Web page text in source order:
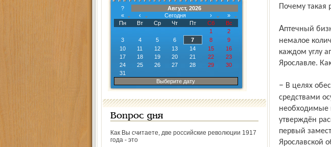
?
Август, 2026
«
‹ Сегодня ›
»
Пн
Вт Ср Чт Пт Сб
Вс
1
2
3
4 5 6 7 8
9
10
11 12 13 14 15
16
17
18 19 20 21 22
23
24
25 26 27 28 29
30
31
Выберите дату
Вопрос дня
Как Вы считаете, две российские революции 1917
года - это
Почему
Аптечный бизнес явно не тот, что работает себе в убыток – об этом свидетельствует
немалое
каждом углу
Ярославле.
– В целях обеспечения граждан доступными по цене и ассортименту лекарственными
средствами
необходимые
утверждён
первый
Ярославской